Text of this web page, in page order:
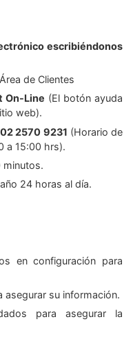
escribiéndonos
de Clientes
On-Line (El botón ayuda
web).
02 2570 9231 (Horario de
a 15:00 hrs).
24 horas al día.
en configuración para
su información.
para asegurar la